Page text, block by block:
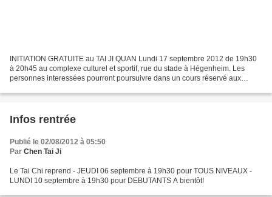
INITIATION GRATUITE au TAI JI QUAN Lundi 17 septembre 2012 de 19h30
à 20h45 au complexe culturel et sportif, rue du stade à Hégenheim. Les
personnes interessées pourront poursuivre dans un cours réservé aux
Infos rentrée
Publié le 02/08/2012 à 05:50
Par Chen Tai Ji
Le Tai Chi reprend - JEUDI 06 septembre à 19h30 pour TOUS NIVEAUX -
LUNDI 10 septembre à 19h30 pour DEBUTANTS A bientôt!